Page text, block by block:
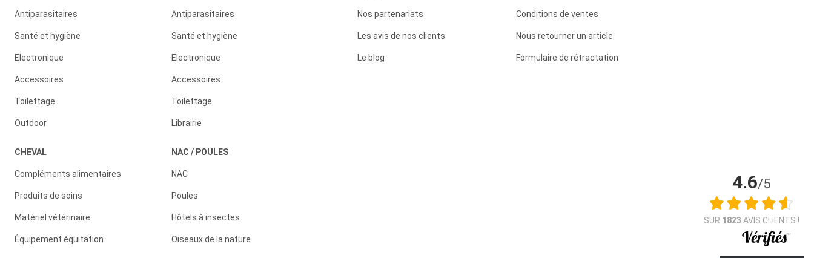
Antiparasitaires
Santé et hygiène
Electronique
Accessoires
Toilettage
Outdoor
CHEVAL
Compléments alimentaires
Produits de soins
Matériel vétérinaire
Équipement équitation
Antiparasitaires
Santé et hygiène
Electronique
Accessoires
Toilettage
Librairie
NAC / POULES
NAC
Poules
Hôtels à insectes
Oiseaux de la nature
Nos partenariats
Les avis de nos clients
Le blog
Conditions de ventes
Nous retourner un article
Formulaire de rétractation
4.6/5
SUR 1823 AVIS CLIENTS !